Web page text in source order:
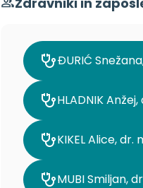
ĐURIĆ
HLADNIK
KIKEL Alice, dr.
MUBI Smiljan,